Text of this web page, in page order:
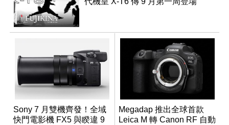
Sony 7 月雙機齊發！全域
快門電影機 FX5 與睽違 9
Megadap 推出全球首款
Leica M 轉 Canon RF 自動